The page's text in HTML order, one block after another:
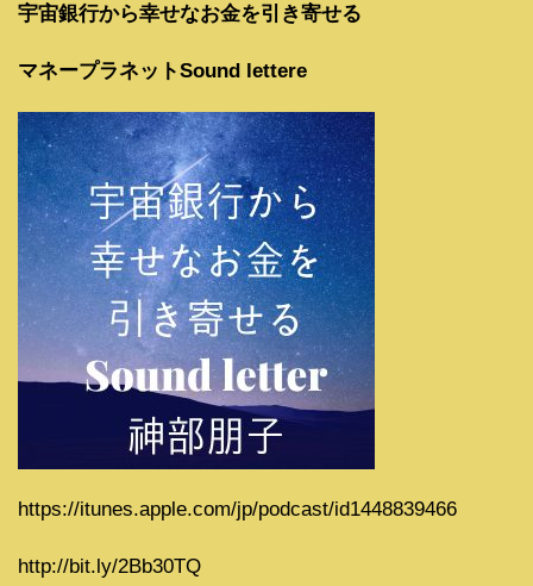
宇宙銀行から幸せなお金を引き寄せる
マネープラネットSound lettere
https://itunes.apple.com/jp/podcast/id1448839466
http://bit.ly/2Bb30TQ